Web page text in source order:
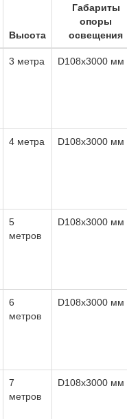
Высота
Габариты
опоры
освещения
3 метра D108х3000 мм
4 метра D108х3000 мм
5
метров
D108х3000 мм
6
метров
D108х3000 мм
7
метров
D108х3000 мм